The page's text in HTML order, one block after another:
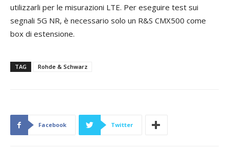
utilizzarli per le misurazioni LTE. Per eseguire test sui
segnali 5G NR, è necessario solo un R&S CMX500 come
box di estensione.
TAG Rohde & Schwarz
Facebook Twitter